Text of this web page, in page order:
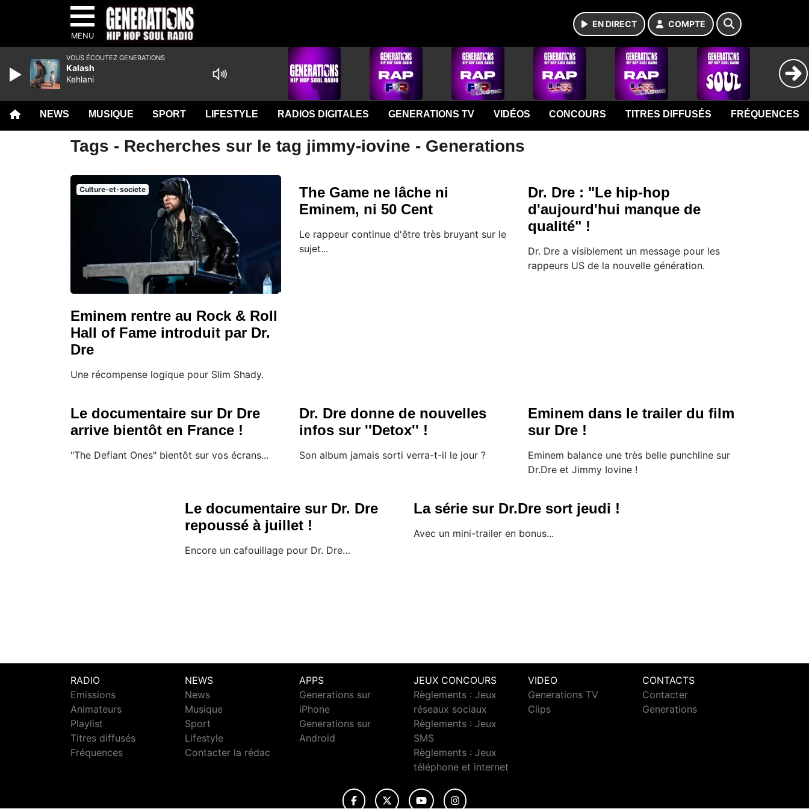
MENU
EN DIRECT COMPTE
NEWS MUSIQUE SPORT LIFESTYLE RADIOS DIGITALES GENERATIONS TV VIDÉOS CONCOURS TITRES DIFFUSÉS FRÉQUENCES
Tags - Recherches sur le tag jimmy-iovine - Generations
Culture-et-societe
Eminem rentre au Rock & Roll
Hall of Fame introduit par Dr.
Dre
Une récompense logique pour Slim Shady.
The Game ne lâche ni
Eminem, ni 50 Cent
Le rappeur continue d'être très bruyant sur le
sujet...
Dr. Dre : "Le hip-hop
d'aujourd'hui manque de
qualité" !
Dr. Dre a visiblement un message pour les
rappeurs US de la nouvelle génération.
Le documentaire sur Dr Dre
arrive bientôt en France !
"The Defiant Ones" bientôt sur vos écrans...
Dr. Dre donne de nouvelles
infos sur ''Detox'' !
Son album jamais sorti verra-t-il le jour ?
Eminem dans le trailer du film
sur Dre !
​Eminem balance une très belle punchline sur
Dr.Dre et Jimmy Iovine !
Le documentaire sur Dr. Dre
repoussé à juillet !
​Encore un cafouillage pour Dr. Dre…
La série sur Dr.Dre sort jeudi !
​Avec un mini-trailer en bonus...
RADIO
Emissions
Animateurs
Playlist
Titres diffusés
Fréquences
NEWS
News
Musique
Sport
Lifestyle
Contacter la rédac
APPS
Generations sur
iPhone
Generations sur
Android
JEUX CONCOURS
Règlements : Jeux
réseaux sociaux
Règlements : Jeux
SMS
Règlements : Jeux
téléphone et internet
VIDEO
Generations TV
Clips
CONTACTS
Contacter
Generations
VOUS ÉCOUTEZ GENERATIONS
Kalash
Kehlani